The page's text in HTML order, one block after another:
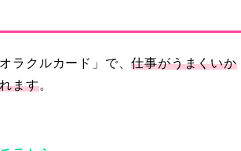
ラクルカード」で、仕事がうまくいか
ます。